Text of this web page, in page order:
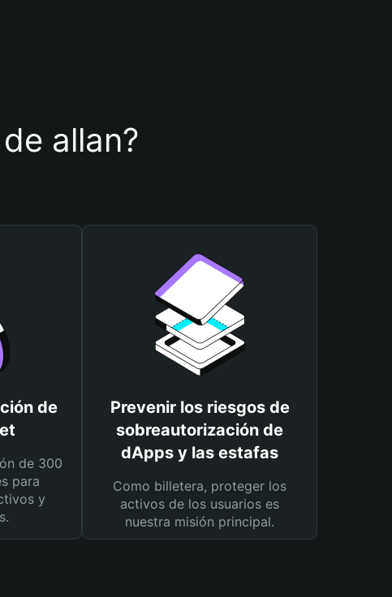
allan?
de
de 300
para
y
Prevenir los riesgos de
sobreautorización de
dApps y las estafas
Como billetera, proteger los
activos de los usuarios es
nuestra misión principal.